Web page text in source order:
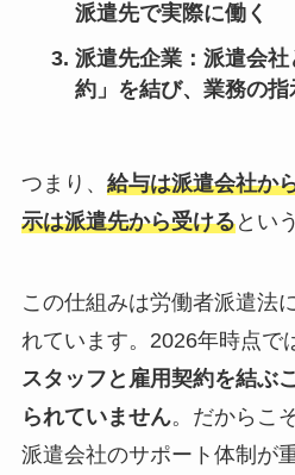
派遣先で実際に働く
派遣先企業：派遣会
約」を結び、業務の指
つまり、 給与は派遣会社か
示は派遣先から受けるとい
この仕組みは労働者派遣法
れています。2026年時点で
スタッフと雇用契約を結ぶ
られていません。だからこ
派遣会社のサポート体制が